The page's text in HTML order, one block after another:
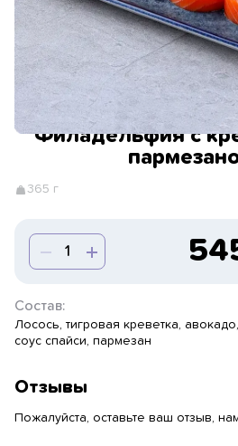
Филадельфия с
365 г
Состав:
Лосось, тигровая креветка,
соус спайси, пармезан
Отзывы
Пожалуйста, оставьте ваш отзыв,